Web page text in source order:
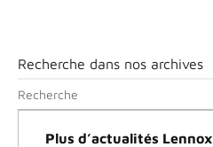
Recherche dans nos archives
Plus d’actualités Lennox